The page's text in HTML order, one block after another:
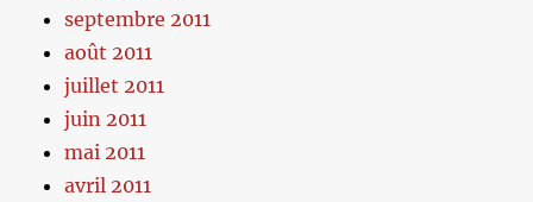
septembre 2011
août 2011
juillet 2011
juin 2011
mai 2011
avril 2011